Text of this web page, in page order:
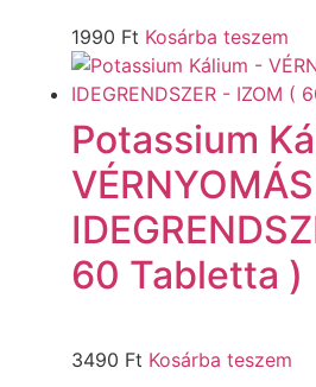
1990 Ft Kosárba teszem
Potassium
60 Tabletta )
3490 Ft Kosárba teszem